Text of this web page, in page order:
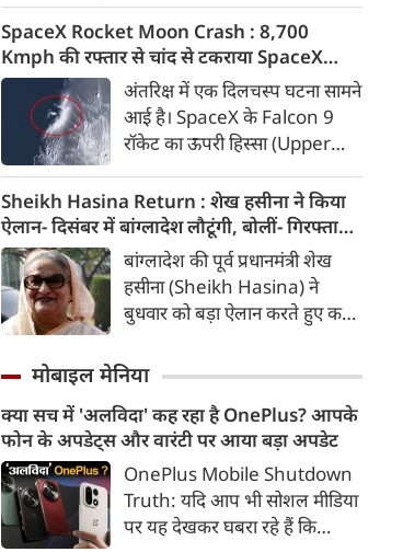
की रसड़ा विधानसभा सीट से विधायक
थे। उमाशंकर सिंह पिछले कुछ समय
से गंभीर बीमारी से पीड़ित थे।
SpaceX Rocket Moon Crash : 8,700
Kmph की रफ्तार से चांद से टकराया SpaceX
रॉकेट का हिस्सा, वैज्ञानिकों ने टेलीस्कोप से रखी
नजर, देखें Video
अंतरिक्ष में एक दिलचस्प घटना सामने
आई है। SpaceX के Falcon 9
रॉकेट का ऊपरी हिस्सा (Upper
है। वैज्ञानिकों के अनुमान के मुताबिक,
यह टक्कर करीब 8,700 किलोमीटर
प्रति घंटे की रफ्तार से हुई।
Sheikh Hasina Return : शेख हसीना ने किया
ऐलान- दिसंबर में बांग्लादेश लौटूंगी, बोलीं- गिरफ्तारी
या मौत का भी डर नहीं, भारत ने कार्यक्रम से क्यों
बनाई दूरी
बांग्लादेश की पूर्व प्रधानमंत्री शेख
हसीना (Sheikh Hasina) ने
बुधवार को बड़ा ऐलान करते हुए कहा
लौटना चाहती हैं। नई दिल्ली से अपने
हसीना ने कहा कि उन्हें पता है कि
वापसी पर गिरफ्तारी, जेल या जान
को खतरा हो सकता है, लेकिन वह इन
आशंकाओं के कारण अपने लोगों से
दूर नहीं रह सकतीं।
मोबाइल मेनिया
क्या सच में 'अलविदा' कह रहा है OnePlus? आपके
फोन के अपडेट्स और वारंटी पर आया बड़ा अपडेट
OnePlus Mobile Shutdown
Truth: यदि आप भी सोशल मीडिया
पर यह देखकर घबरा रहे हैं कि